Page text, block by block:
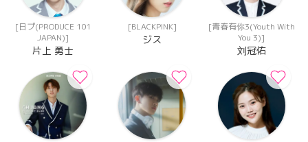
[日プ(PRODUCE 101
JAPAN)]
片上 勇士
[BLACKPINK]
ジス
[青春有你3(Youth With
You 3)]
刘冠佑